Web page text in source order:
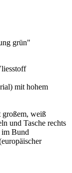
grün"
mit hohem
großem, weiß
und Tasche rechts
im Bund